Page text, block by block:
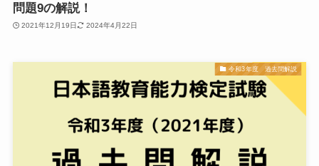
問題9の解説！
2021年12月19日 2024年4月22日
令和3年度 過去問解説